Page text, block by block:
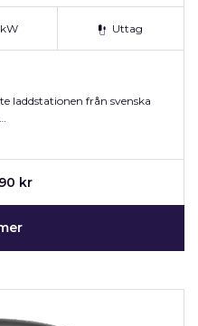
Uttag
laddstationen från svenska
kr